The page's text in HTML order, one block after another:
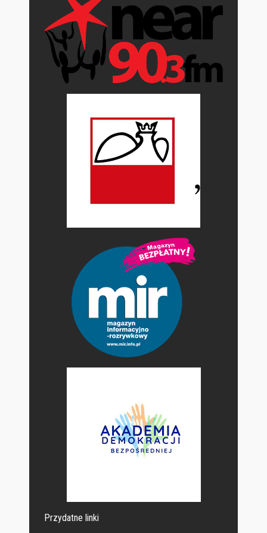
Przydatne linki